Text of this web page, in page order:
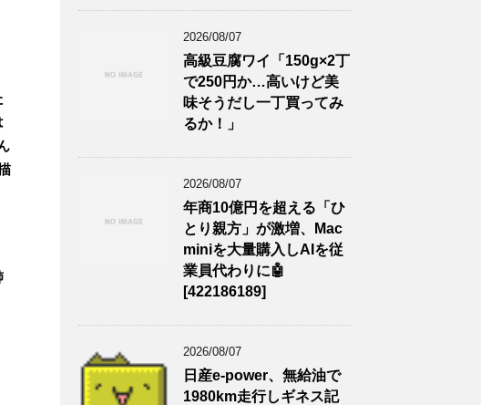
2026/08/07
高級豆腐ワイ「150g×2丁
で250円か…高いけど美
味そうだし一丁買ってみ
るか！」
2026/08/07
年商10億円を超える「ひ
とり親方」が激増、Mac
miniを大量購入しAIを従
業員代わりに🤖
[422186189]
2026/08/07
日産e-power、無給油で
1980km走行しギネス記